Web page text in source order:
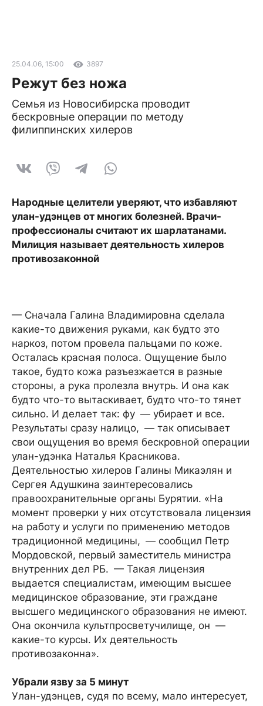
25.04.06, 15:00 3897
Режут без ножа
Семья из Новосибирска проводит
бескровные операции по методу
филиппинских хилеров
Народные целители уверяют, что избавляют
улан-удэнцев от многих болезней. Врачи-
профессионалы считают их шарлатанами.
Милиция называет деятельность хилеров
противозаконной
— Сначала Галина Владимировна сделала
какие-то движения руками, как будто это
наркоз, потом провела пальцами по коже.
Осталась красная полоса. Ощущение было
такое, будто кожа разъезжается в разные
стороны, а рука пролезла внутрь. И она как
будто что-то вытаскивает, будто что-то тянет
сильно. И делает так: фу — убирает и все.
Результаты сразу налицо, — так описывает
свои ощущения во время бескровной операции
улан-удэнка Наталья Красникова.
Деятельностью хилеров Галины Микаэлян и
Сергея Адушкина заинтересовались
правоохранительные органы Бурятии. «На
момент проверки у них отсутствовала лицензия
на работу и услуги по применению методов
традиционной медицины, — сообщил Петр
Мордовской, первый заместитель министра
внутренних дел РБ. — Такая лицензия
выдается специалистам, имеющим высшее
медицинское образование, эти граждане
высшего медицинского образования не имеют.
Она окончила культпросветучилище, он —
какие-то курсы. Их деятельность
противозаконна».
Убрали язву за 5 минут
Улан-удэнцев, судя по всему, мало интересует,